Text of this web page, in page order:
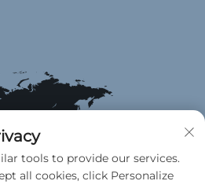
tools to provide our services.
all cookies, click Personalize